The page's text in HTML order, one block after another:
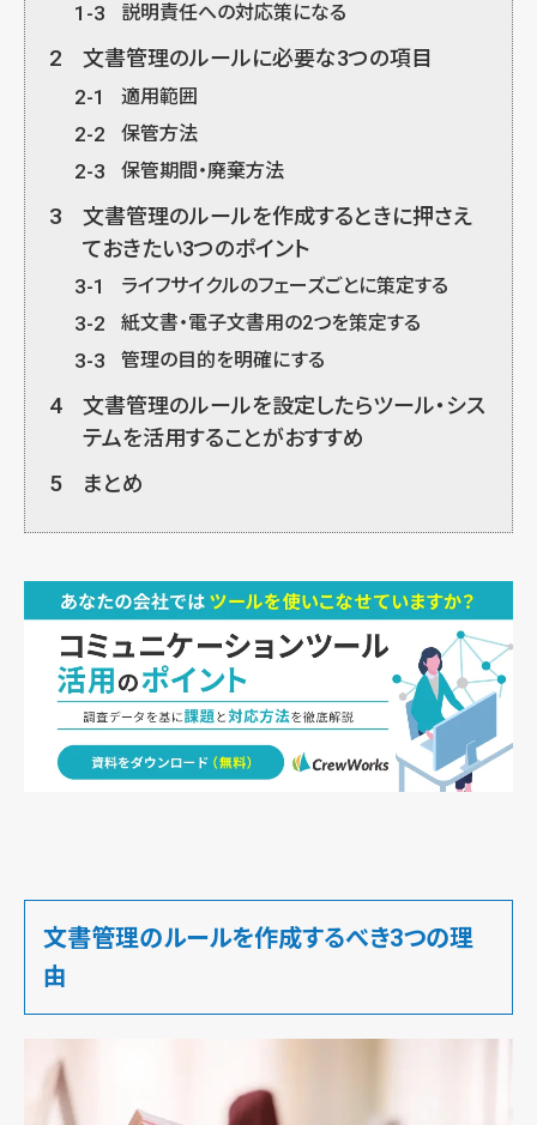
1-3 説明責任への対応策になる
2 文書管理のルールに必要な3つの項目
2-1 適用範囲
2-2 保管方法
2-3 保管期間・廃棄方法
3
文書管理のルールを作成するときに押さえ
ておきたい3つのポイント
3-1 ライフサイクルのフェーズごとに策定する
3-2 紙文書・電子文書用の2つを策定する
3-3 管理の目的を明確にする
4
文書管理のルールを設定したらツール・シス
テムを活用することがおすすめ
5 まとめ
文書管理のルールを作成するべき3つの理
由